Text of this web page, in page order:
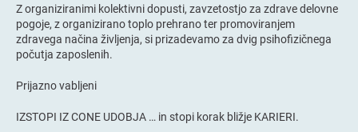
Z organiziranimi kolektivni dopusti, zavzetostjo za zdrave delovne
pogoje, z organizirano toplo prehrano ter promoviranjem
zdravega načina življenja, si prizadevamo za dvig psihofizičnega
počutja zaposlenih.
Prijazno vabljeni
IZSTOPI IZ CONE UDOBJA … in stopi korak bližje KARIERI.